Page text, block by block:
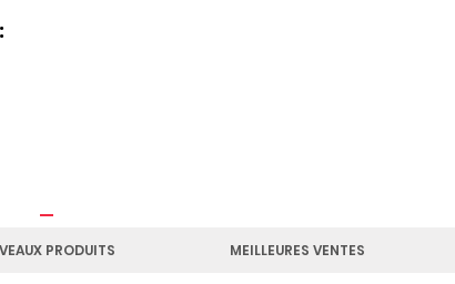
:
PRODUITS MEILLEURES VENTES